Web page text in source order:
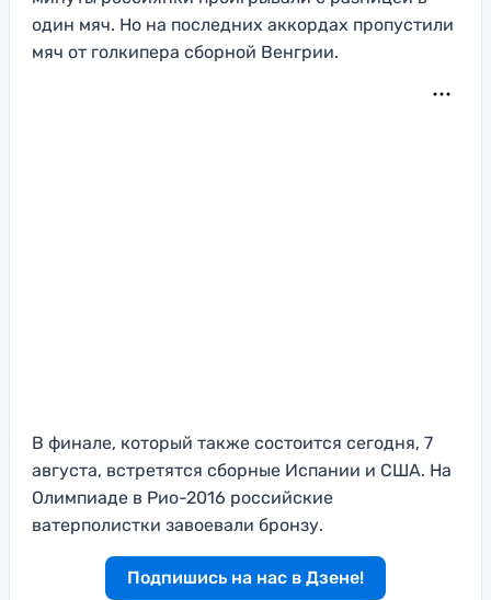
один мяч. Но на последних аккордах пропустили
мяч от голкипера сборной Венгрии.
В финале, который также состоится сегодня, 7
августа, встретятся сборные Испании и США. На
Олимпиаде в Рио-2016 российские
ватерполистки завоевали бронзу.
Подпишись на нас в Дзене!